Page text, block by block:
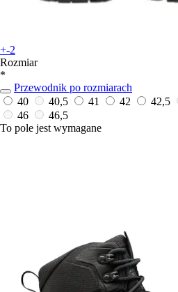
+-2
Rozmiar
*
Przewodnik po rozmiarach
40
40,5 41 42 42,5
46
46,5
To pole jest wymagane